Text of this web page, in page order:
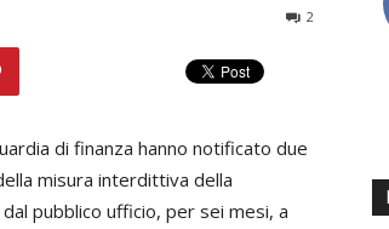
2
di finanza hanno notificato due
misura interdittiva della
pubblico ufficio, per sei mesi, a